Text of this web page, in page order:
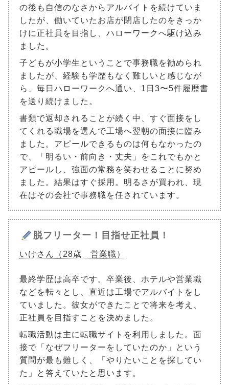
の後も自信のなさからアルバイトを続けていま
したが、働いていたお店が閉店したのをきっか
けに正社員を目指し、ハローワークへ駆け込み
ました。
子どもが小学生ということで事務職を勧められ
ましたが、経験も学歴もなく難しいと感じなが
ら、毎日ハローワークへ通い、1日3〜5件履歴書
を送り続けました。
書類で返却されることが続く中、すぐ面接をし
てくれる職場を選んで工場へ翌朝の面接に臨み
ました。アピールできるものは何もなかったの
で、「明るい・前向き・丈夫」をこれでもかと
アピールし、強面の常務を笑わせることに努め
ました。結果はすぐ採用。明るさが買われ、現
在はその会社で事務職を任されています。
脱フリーター！目指せ正社員！
いけさん（28歳 営業職）
最終学歴は高卒です。卒業後、ホテルや営業職
などを転々とし、直近は工場でアルバイトをし
ていました。彼女ができたことで将来を考え、
正社員を目指すことを決めました。
転職活動は主に転職サイトを利用しました。面
接で「なぜフリーターをしていたのか」という
質問が最も難しく、「やりたいことを探してい
た」と答えていたと思います。